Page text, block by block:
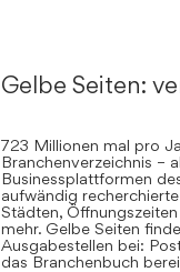
Gelbe Seiten:
723 Millionen mal pro
Branchenverzeichnis –
Businessplattformen
aufwändig
Städten,
mehr. Gelbe Seiten
Ausgabestellen bei:
das Branchenbuch